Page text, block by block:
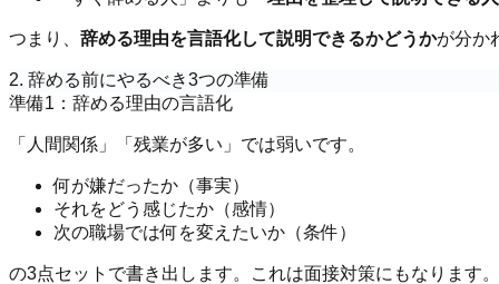
つまり、 辞める理由を言語化して説明できるかどうかが分か
2. 辞める前にやるべき3つの準備
準備1：辞める理由の言語化
「人間関係」「残業が多い」では弱いです。
何が嫌だったか（事実）
それをどう感じたか（感情）
次の職場では何を変えたいか（条件）
の3点セットで書き出します。これは面接対策にもなります。